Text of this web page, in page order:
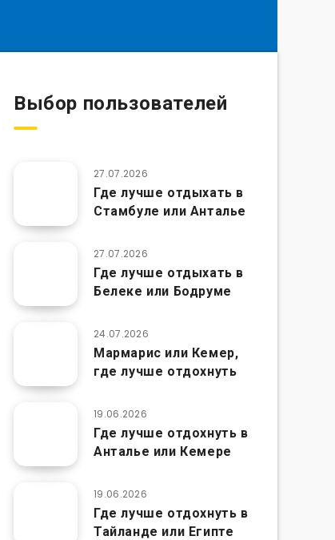
Выбор пользователей
27.07.2026
Где лучше отдыхать в
Стамбуле или Анталье
27.07.2026
Где лучше отдыхать в
Белеке или Бодруме
24.07.2026
Мармарис или Кемер,
где лучше отдохнуть
19.06.2026
Где лучше отдохнуть в
Анталье или Кемере
19.06.2026
Где лучше отдохнуть в
Тайланде или Египте